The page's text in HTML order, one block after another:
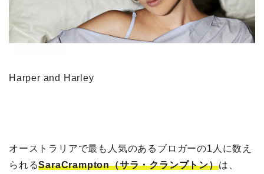
Harper and Harley
オーストラリアで最も人気のあるブロガーの1人に数え
られるSaraCrampton（サラ・クランプトン）は、